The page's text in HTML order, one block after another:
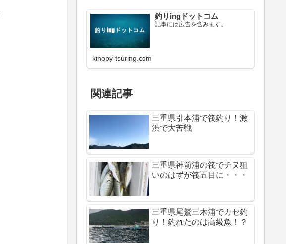
釣りingドットコム
記事には広告を含みます。
kinopy-tsuring.com
関連記事
三重県引本浦で筏釣り！激
渋で大苦戦
三重県神前浦の筏でチヌ狙
いのはずが筏五目に・・・
三重県尾鷲三木浦でカセ釣
り！釣れたのは高級魚！？